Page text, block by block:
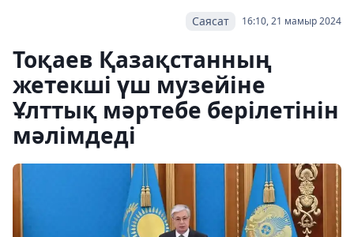
16:10, 21 мамыр 2024
Саясат
Тоқаев Қазақстанның
жетекші үш музейіне
Ұлттық мәртебе берілетінін
мәлімдеді